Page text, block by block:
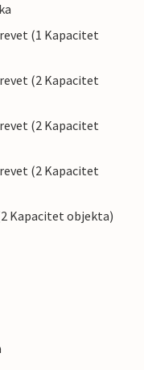
(1 Kapacitet
(2 Kapacitet
(2 Kapacitet
(2 Kapacitet
Kapacitet objekta)